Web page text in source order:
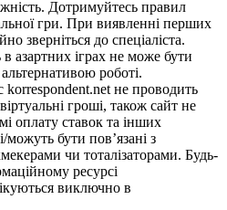
Дотримуйтесь правил
гри. При виявленні перших
зверніться до спеціаліста.
азартних іграх не може бути
роботі.
korrespondent.net не проводить
гроші, також сайт не
оплату ставок та інших
можуть бути пов’язані з
чи тоталізаторами. Будь-
ресурсі
виключно в